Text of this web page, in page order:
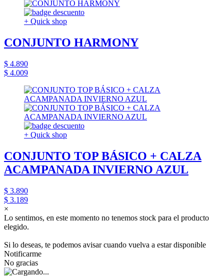
+ Quick shop
CONJUNTO HARMONY
$ 4.890
$ 4.009
+ Quick shop
CONJUNTO TOP BÁSICO + CALZA
ACAMPANADA INVIERNO AZUL
$ 3.890
$ 3.189
×
Lo sentimos, en este momento no tenemos stock para el producto
elegido.
Si lo deseas, te podemos avisar cuando vuelva a estar disponible
Notificarme
No gracias